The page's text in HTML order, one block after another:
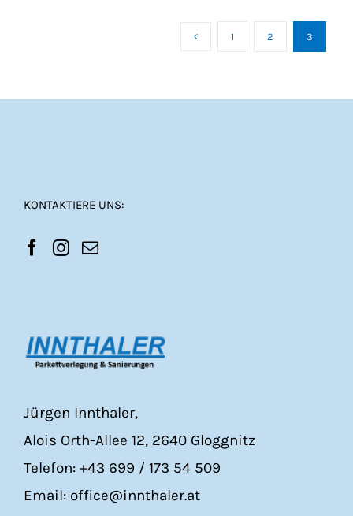
1 2 3
KONTAKTIERE UNS:
Jürgen Innthaler,
Alois Orth-Allee 12, 2640 Gloggnitz
Telefon: +43 699 / 173 54 509
Email: office@innthaler.at